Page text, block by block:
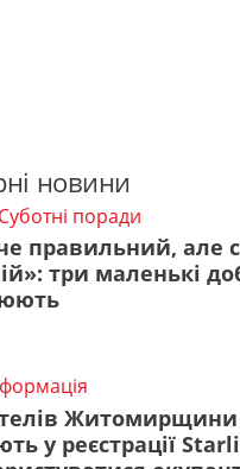
новини
Суботні поради
правильний, але
три маленькі
Житомирщини
у реєстрації